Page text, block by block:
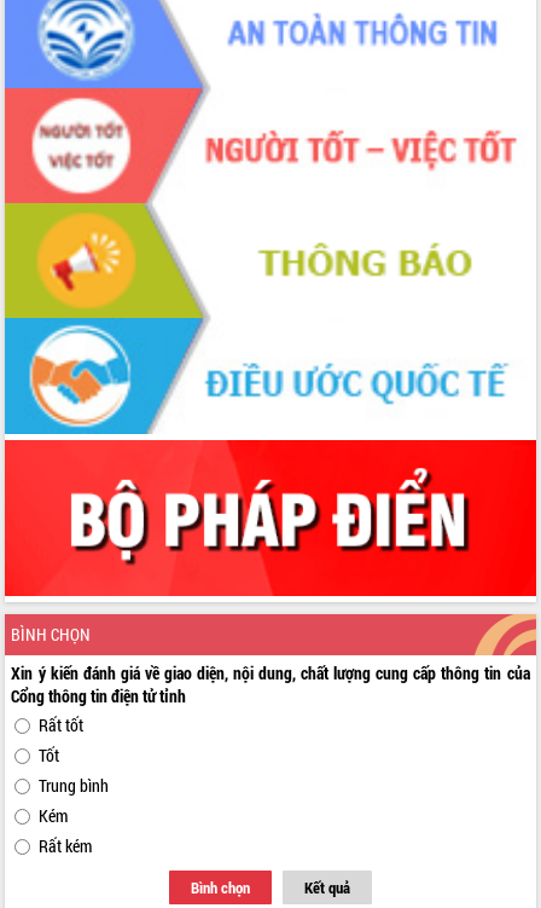
BÌNH CHỌN
Xin ý kiến đánh giá về giao diện, nội dung, chất lượng cung cấp thông tin của
Cổng thông tin điện tử tỉnh
Rất tốt
Tốt
Trung bình
Kém
Rất kém
Bình chọn Kết quả